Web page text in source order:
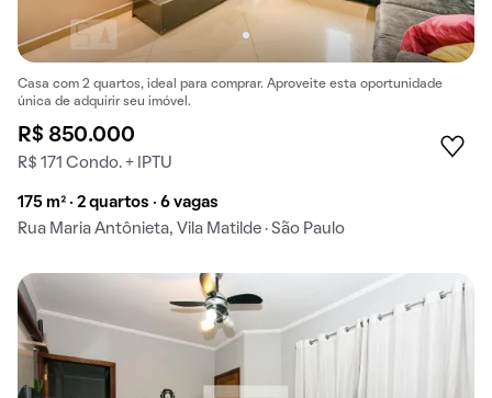
Casa com 2 quartos, ideal para comprar. Aproveite esta oportunidade
única de adquirir seu imóvel.
R$ 850.000
R$ 171 Condo. + IPTU
175 m² · 2 quartos · 6 vagas
Rua Maria Antônieta, Vila Matilde · São Paulo